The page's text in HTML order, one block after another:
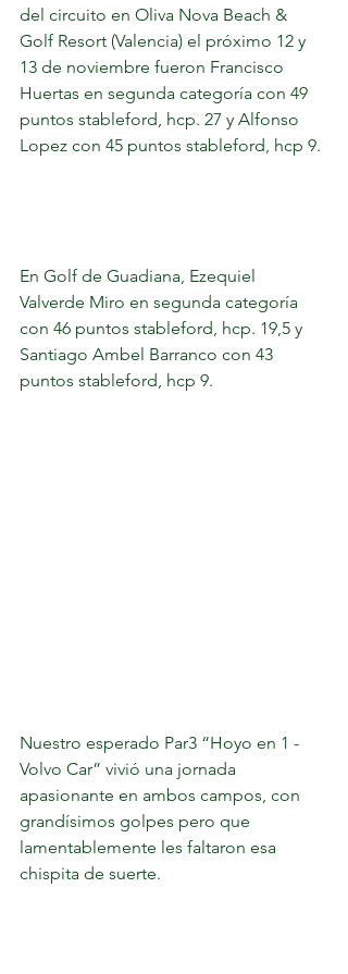
del circuito en Oliva Nova Beach &
Golf Resort (Valencia) el próximo 12 y
13 de noviembre fueron Francisco
Huertas en segunda categoría con 49
puntos stableford, hcp. 27 y Alfonso
Lopez con 45 puntos stableford, hcp 9.
En Golf de Guadiana, Ezequiel
Valverde Miro en segunda categoría
con 46 puntos stableford, hcp. 19,5 y
Santiago Ambel Barranco con 43
Nuestro esperado Par3 “Hoyo en 1 -
Volvo Car” vivió una jornada
apasionante en ambos campos, con
grandísimos golpes pero que
lamentablemente les faltaron esa
chispita de suerte.